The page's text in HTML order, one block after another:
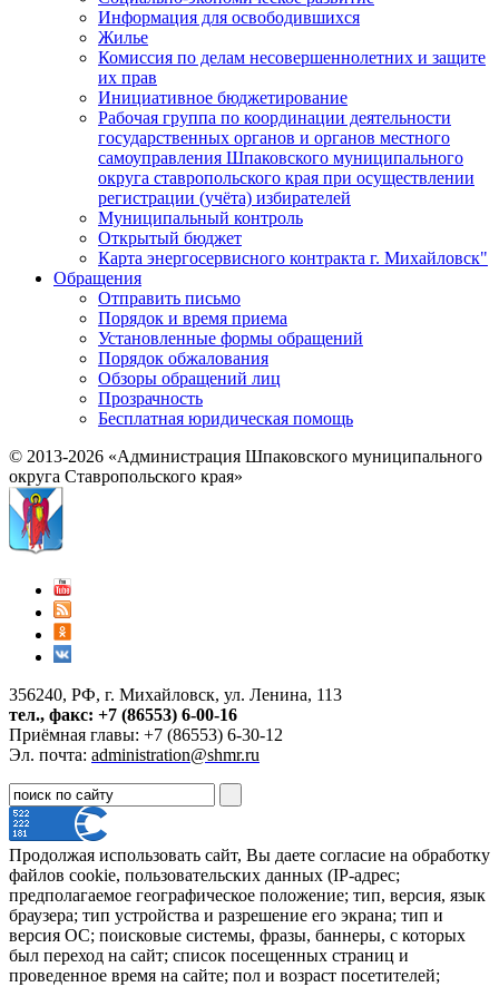
Информация для освободившихся
Жилье
Комиссия по делам несовершеннолетних и защите
их прав
Инициативное бюджетирование
Рабочая группа по координации деятельности
государственных органов и органов местного
самоуправления Шпаковского муниципального
округа ставропольского края при осуществлении
регистрации (учёта) избирателей
Муниципальный контроль
Открытый бюджет
Карта энергосервисного контракта г. Михайловск"
Обращения
Отправить письмо
Порядок и время приема
Установленные формы обращений
Порядок обжалования
Обзоры обращений лиц
Прозрачность
Бесплатная юридическая помощь
© 2013-2026 «Администрация Шпаковского муниципального
округа Ставропольского края»
356240, РФ, г. Михайловск, ул. Ленина, 113
тел., факс: +7 (86553) 6-00-16
Приёмная главы: +7 (86553) 6-30-12
Эл. почта: administration@shmr.ru
Продолжая использовать сайт, Вы даете согласие на обработку
файлов cookie, пользовательских данных (IP-адрес;
предполагаемое географическое положение; тип, версия, язык
браузера; тип устройства и разрешение его экрана; тип и
версия ОС; поисковые системы, фразы, баннеры, с которых
был переход на сайт; список посещенных страниц и
проведенное время на сайте; пол и возраст посетителей;